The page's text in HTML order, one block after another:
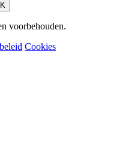
voorbehouden.
Cookies